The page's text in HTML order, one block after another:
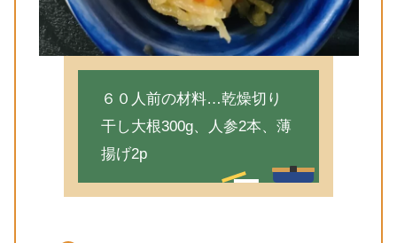
６０人前の材料…乾燥切り
干し大根300g、人参2本、薄
揚げ2p